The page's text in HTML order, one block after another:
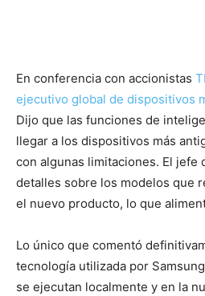
En conferencia con accionistas
ejecutivo global de dispositivos
Dijo que las funciones de
llegar a los dispositivos más
con algunas limitaciones. El jefe
detalles sobre los modelos que
el nuevo producto, lo que
Lo único que comentó
tecnología utilizada por
se ejecutan localmente y en la